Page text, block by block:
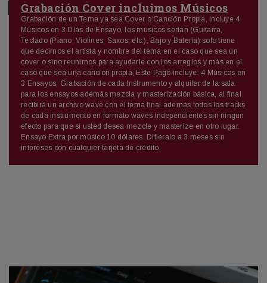
Grabación Cover incluimos Músicos
Grabación de un Tema ya sea Cover o Canción Propia, incluye 4
Músicos en 3 Díás de Ensayo, los músicos serían (Guitarra,
Teclado (Piano, Violines, Saxos, etc.), Bajo y Batería) solo tiene
que decirnos el artista y nombre del tema en el caso que sea un
cover o sino reunirnos para ayudarle con los arreglos y más en el
caso que sea una canción propia, Este Pago incluye: 4 Músicos en
3 Ensayos, Grabación de cada Instrumento y alquiler de la sala
para los ensayos además mezcla y masterización básica, al final
recibirá un archivo wave con el tema final además todos los tracks
de cada instrumento en formato waves independientes sin ningun
efecto para que si usted desea mezcle y masterize en otro lugar.
Ensayo Extra por músico 10 dólares. Difieralo a 3 meses sin
intereses con cualquier tarjeta de crédito.